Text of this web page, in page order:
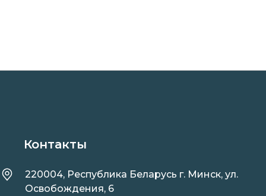
Контакты
220004, Республика Беларусь г. Минск, ул.
Освобождения, 6